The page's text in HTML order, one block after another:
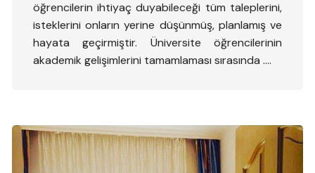
öğrencilerin ihtiyaç duyabileceği tüm taleplerini,
isteklerini onların yerine düşünmüş, planlamış ve
hayata geçirmiştir. Üniversite öğrencilerinin
akademik gelişimlerini tamamlaması sırasında ….